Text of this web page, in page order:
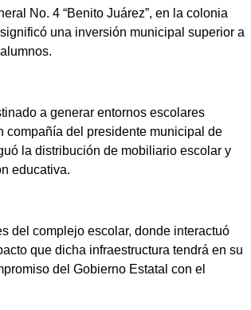
No. 4 “Benito Juárez”, en la colonia
una inversión municipal superior a
a generar entornos escolares
compañía del presidente municipal de
la distribución de mobiliario escolar y
educativa.
del complejo escolar, donde interactuó
que dicha infraestructura tendrá en su
del Gobierno Estatal con el